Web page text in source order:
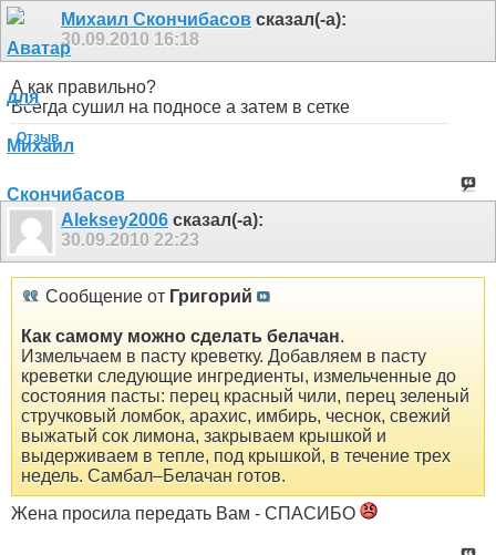
Михаил Скончибасов сказал(-а):
30.09.2010 16:18
А как правильно?
Всегда сушил на подносе а затем в сетке
Отзыв
Aleksey2006 сказал(-а):
30.09.2010 22:23
Сообщение от Григорий
Как самому можно сделать белачан.
Измельчаем в пасту креветку. Добавляем в пасту
креветки следующие ингредиенты, измельченные до
состояния пасты: перец красный чили, перец зеленый
стручковый ломбок, арахис, имбирь, чеснок, свежий
выжатый сок лимона, закрываем крышкой и
выдерживаем в тепле, под крышкой, в течение трех
недель. Самбал–Белачан готов.
Жена просила передать Вам - СПАСИБО